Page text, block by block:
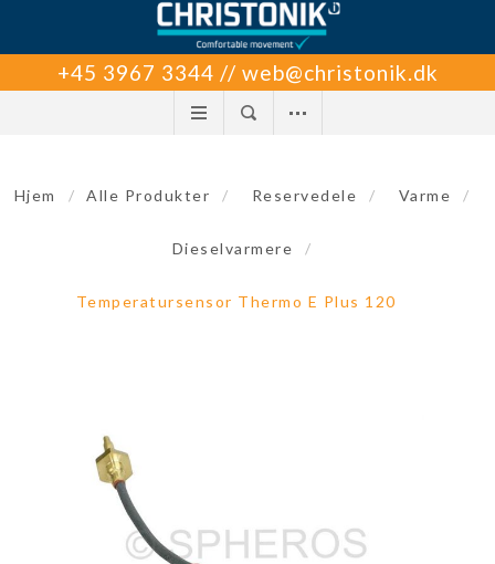
+45 3967 3344 // web@christonik.dk
Hjem / Alle Produkter / Reservedele / Varme /
Dieselvarmere /
Temperatursensor Thermo E Plus 120